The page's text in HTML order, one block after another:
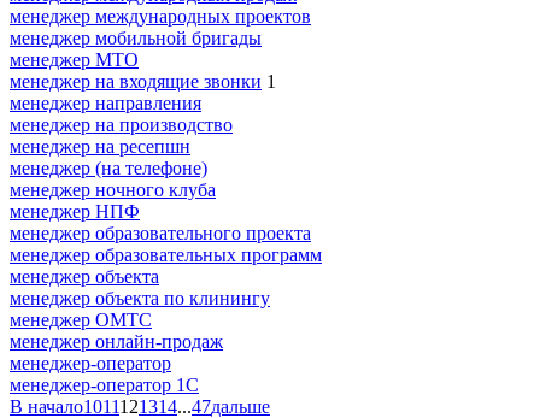
менеджер международных проектов
менеджер мобильной бригады
менеджер МТО
менеджер на входящие звонки 1
менеджер направления
менеджер на производство
менеджер на ресепшн
менеджер (на телефоне)
менеджер ночного клуба
менеджер НПФ
менеджер образовательного проекта
менеджер образовательных программ
менеджер объекта
менеджер объекта по клинингу
менеджер ОМТС
менеджер онлайн-продаж
менеджер-оператор
менеджер-оператор 1С
В начало1011121314...47дальше